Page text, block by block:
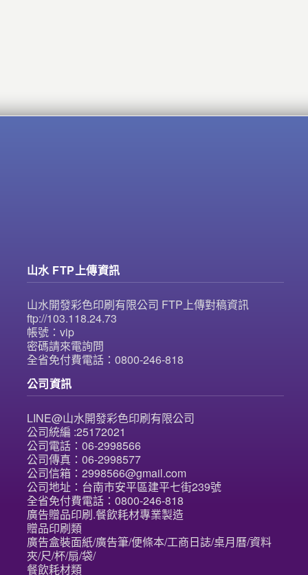
山水 FTP上傳資訊
山水開發彩色印刷有限公司 FTP上傳對稿資訊
ftp://103.118.24.73
帳號：vip
密碼請來電詢問
全省免付費電話：0800-246-818
公司資訊
LINE@山水開發彩色印刷有限公司
公司統編 :25172021
公司電話：06-2998566
公司傳真：06-2998577
公司信箱：2998566@gmail.com
公司地址：台南市安平區建平七街239號
全省免付費電話：0800-246-818
廣告贈品印刷.餐飲耗材專業製造
贈品印刷類
廣告盒裝面紙/廣告筆/便條本/工商日誌/桌月曆/資料
夾/尺/杯/扇/袋/
餐飲耗材類